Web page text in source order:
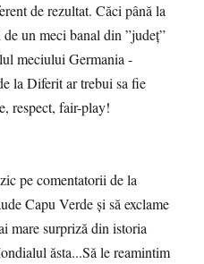
de rezultat. Căci până la
un meci banal din ”județ”
meciului Germania -
la Diferit ar trebui sa fie
respect, fair-play!
pe comentatorii de la
Capu Verde și să exclame
mare surpriză din istoria
ăsta...Să le reamintim